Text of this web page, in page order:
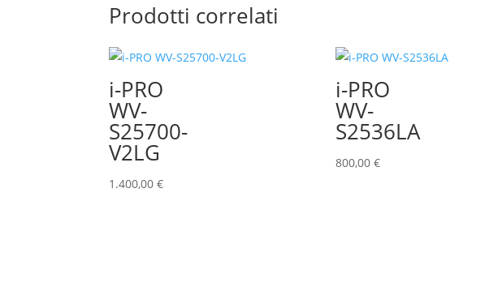
Prodotti correlati
i-PRO
WV-
S25700-
V2LG
1.400,00€
i-PRO
WV-
S2536LA
800,00€